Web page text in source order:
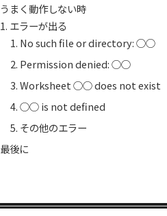
うまく動作しない時
エラーが出る
No such file or directory: ○○
Permission denied: ○○
Worksheet ○○ does not exist
○○ is not defined
その他のエラー
最後に